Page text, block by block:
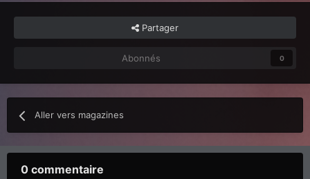
Partager
Abonnés 0
Aller vers magazines
0 commentaire